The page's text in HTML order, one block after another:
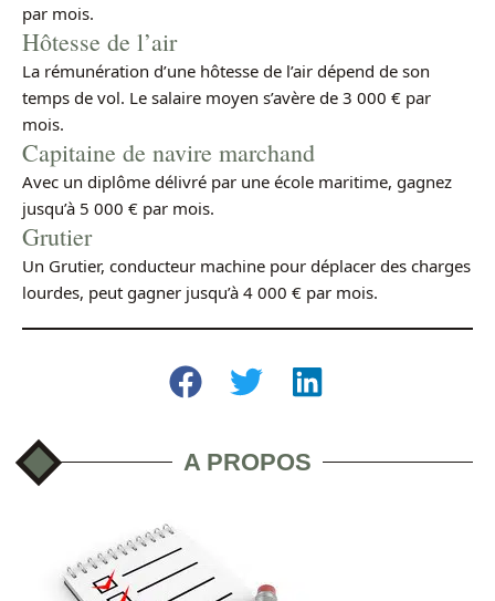
par mois.
Hôtesse de l’air
La rémunération d’une hôtesse de l’air dépend de son
temps de vol. Le salaire moyen s’avère de 3 000 € par
mois.
Capitaine de navire marchand
Avec un diplôme délivré par une école maritime, gagnez
jusqu’à 5 000 € par mois.
Grutier
Un Grutier, conducteur machine pour déplacer des charges
lourdes, peut gagner jusqu’à 4 000 € par mois.
A PROPOS